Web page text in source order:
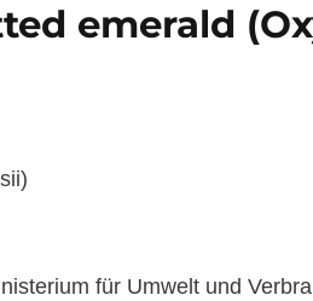
emerald
für Umwelt und